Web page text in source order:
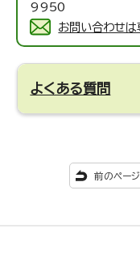
9950
お問い合わせは
よくある質問
前のペー